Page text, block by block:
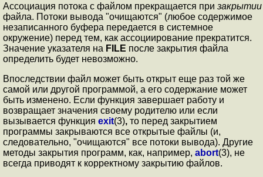
Ассоциация потока с файлом прекращается при закрытии
файла. Потоки вывода "очищаются" (любое содержимое
незаписанного буфера передается в системное
окружение) перед тем, как ассоциирование прекратится.
Значение указателя на FILE после закрытия файла
определить будет невозможно.
Впоследствии файл может быть открыт еще раз той же
самой или другой программой, а его содержание может
быть изменено. Если функция завершает работу и
возвращает значения своему родителю или если
вызывается функция exit(3), то перед закрытием
программы закрываются все открытые файлы (и,
следовательно, "очищаются" все потоки вывода). Другие
методы закрытия программ, как, например, abort(3), не
всегда приводят к корректному закрытию файлов.